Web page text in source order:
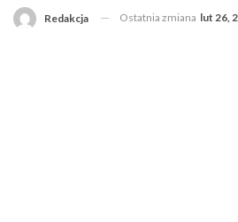
Redakcja Ostatnia zmiana lut 26,